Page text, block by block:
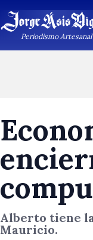
Periodismo Artesanal
Alberto tiene
Mauricio.